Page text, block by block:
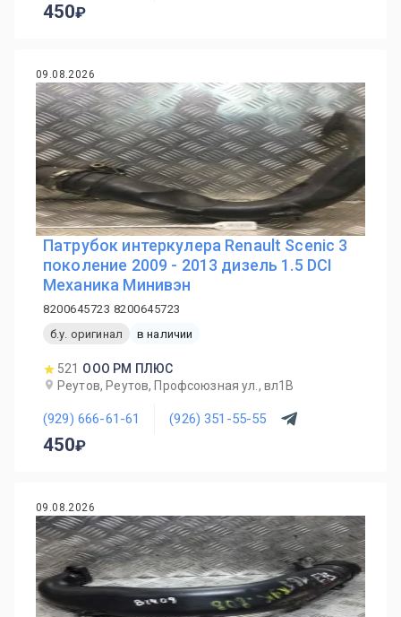
450
09.08.2026
Патрубок интеркулера Renault Scenic 3
поколение 2009 - 2013 дизель 1.5 DCI
Механика Минивэн
8200645723 8200645723
б.у. оригинал
в наличии
521 ООО РМ ПЛЮС
Реутов, Реутов, Профсоюзная ул., вл1В
(929) 666-61-61 (926) 351-55-55
450
09.08.2026